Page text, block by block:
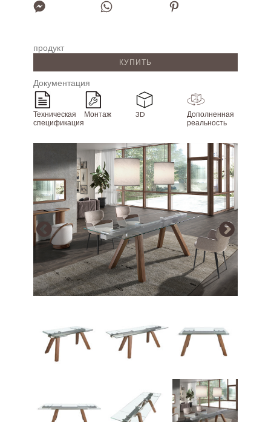
продукт
КУПИТЬ
Документация
Техническая
спецификация
Монтаж 3D
Дополненная
реальность